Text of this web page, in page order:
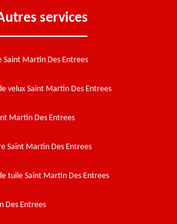
services
Saint Martin Des Entrees
velux Saint Martin Des Entrees
Martin Des Entrees
Saint Martin Des Entrees
tuile Saint Martin Des Entrees
Des Entrees